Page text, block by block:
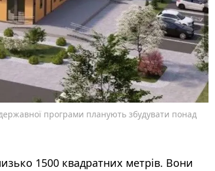
програми планують збудувати понад
1500 квадратних метрів. Вони